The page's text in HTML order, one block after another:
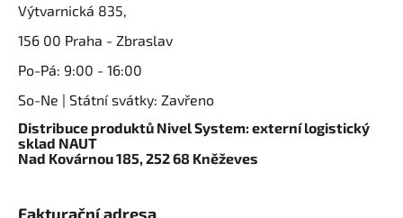
Výtvarnická 835,
156 00 Praha - Zbraslav
Po-Pá: 9:00 - 16:00
So-Ne | Státní svátky: Zavřeno
Distribuce produktů Nivel System: externí logistický
sklad NAUT
Nad Kovárnou 185, 252 68 Kněževes
Fakturační adresa